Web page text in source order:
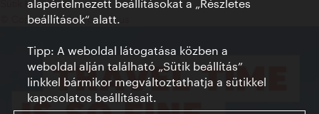
Sütik beállítása
© Copyright WienTourismus
alapértelmezett beállításokat a „Részletes
beállítások“ alatt.
Tipp: A weboldal látogatása közben a
weboldal alján található „Sütik beállítás”
linkkel bármikor megváltoztathatja a sütikkel
kapcsolatos beállításait.